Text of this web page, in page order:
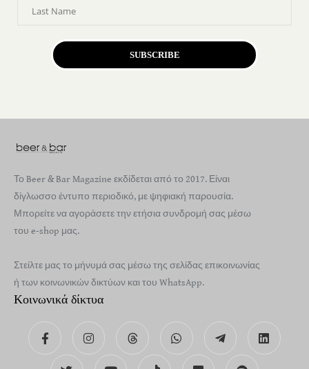
SUBSCRIBE
Το Beer & Bar Magazine εκδίδεται από το 2017. Είναι
δίγλωσσο έντυπο περιοδικό, με ψηφιακή παρουσία.
Μπορείτε να αγοράσετε την ετήσια συνδρομή σας μέσω
του e-shop μας.
Στείλτε μας το μήνυμά σας μέσω της σελίδας επικοινωνίας
ή των κοινωνικών δικτύων και του WhatsApp.
Κοινωνικά δίκτυα